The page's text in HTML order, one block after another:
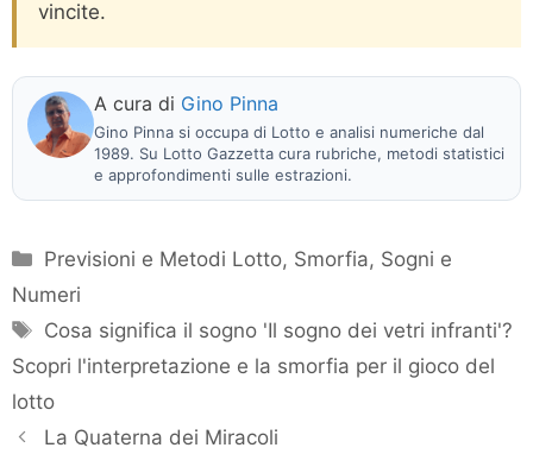
vincite.
A cura di Gino Pinna
Gino Pinna si occupa di Lotto e analisi numeriche dal
1989. Su Lotto Gazzetta cura rubriche, metodi statistici
e approfondimenti sulle estrazioni.
Categorie
Previsioni e Metodi Lotto, Smorfia, Sogni e
Numeri
Tag
Cosa significa il sogno 'Il sogno dei vetri infranti'?
Scopri l'interpretazione e la smorfia per il gioco del
lotto
La Quaterna dei Miracoli